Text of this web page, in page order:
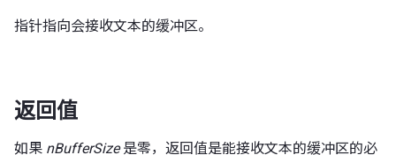
指针指向会接收文本的缓冲区。
返回值
如果 nBufferSize是零，返回值是能接收文本的缓冲区的必